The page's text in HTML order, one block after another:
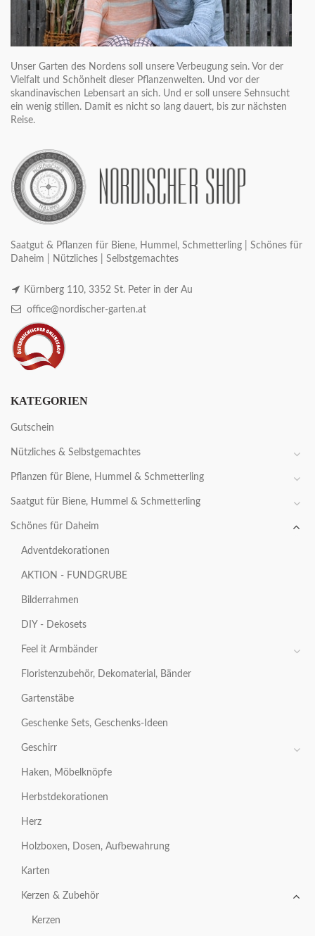
Unser Garten des Nordens soll unsere Verbeugung sein. Vor der
Vielfalt und Schönheit dieser Pflanzenwelten. Und vor der
skandinavischen Lebensart an sich. Und er soll unsere Sehnsucht
ein wenig stillen. Damit es nicht so lang dauert, bis zur nächsten
Reise.
Saatgut & Pflanzen für Biene, Hummel, Schmetterling | Schönes für
Daheim | Nützliches | Selbstgemachtes
Kürnberg 110, 3352 St. Peter in der Au
office@nordischer-garten.at
KATEGORIEN
Gutschein
Nützliches & Selbstgemachtes
Pflanzen für Biene, Hummel & Schmetterling
Saatgut für Biene, Hummel & Schmetterling
Schönes für Daheim
Adventdekorationen
AKTION - FUNDGRUBE
Bilderrahmen
DIY - Dekosets
Feel it Armbänder
Floristenzubehör, Dekomaterial, Bänder
Gartenstäbe
Geschenke Sets, Geschenks-Ideen
Geschirr
Haken, Möbelknöpfe
Herbstdekorationen
Herz
Holzboxen, Dosen, Aufbewahrung
Karten
Kerzen & Zubehör
Kerzen